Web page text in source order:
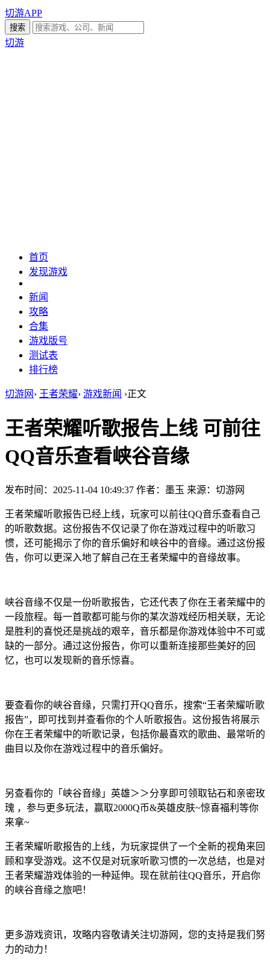
切游APP
切游
首页
发现游戏
新闻
攻略
合集
游戏版号
测试表
排行榜
切游网 › 王者荣耀› 游戏新闻 ›正文
王者荣耀听歌报告上线 可前往
QQ音乐查看峡谷音缘
发布时间：2025-11-04 10:49:37 作者：墨玉 来源：切游网
王者荣耀听歌报告已经上线，玩家可以前往QQ音乐查看自己
的听歌数据。这份报告不仅记录了你在游戏过程中的听歌习
惯，还可能揭示了你的音乐偏好和峡谷中的音缘。通过这份报
告，你可以更深入地了解自己在王者荣耀中的音缘故事。
峡谷音缘不仅是一份听歌报告，它还代表了你在王者荣耀中的
一段旅程。每一首歌都可能与你的某次游戏经历相关联，无论
是胜利的喜悦还是挑战的艰辛，音乐都是你游戏体验中不可或
缺的一部分。通过这份报告，你可以重新连接那些美好的回
忆，也可以发现新的音乐惊喜。
要查看你的峡谷音缘，只需打开QQ音乐，搜索“王者荣耀听歌
报告”，即可找到并查看你的个人听歌报告。这份报告将展示
你在王者荣耀中的听歌记录，包括你最喜欢的歌曲、最常听的
曲目以及你在游戏过程中的音乐偏好。
另查看你的「峡谷音缘」英雄＞＞分享即可领取钻石和亲密玫
瑰 ，参与更多玩法，赢取2000Q币&英雄皮肤~惊喜福利等你
来拿~
王者荣耀听歌报告的上线，为玩家提供了一个全新的视角来回
顾和享受游戏。这不仅是对玩家听歌习惯的一次总结，也是对
王者荣耀游戏体验的一种延伸。现在就前往QQ音乐，开启你
的峡谷音缘之旅吧！
更多游戏资讯，攻略内容敬请关注切游网，您的支持是我们努
力的动力！